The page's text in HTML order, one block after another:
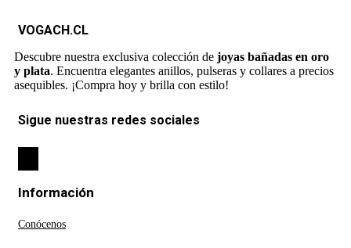
VOGACH.CL
Descubre nuestra exclusiva colección de joyas bañadas en oro
y plata. Encuentra elegantes anillos, pulseras y collares a precios
asequibles. ¡Compra hoy y brilla con estilo!
Sigue nuestras redes sociales
Información
Conócenos